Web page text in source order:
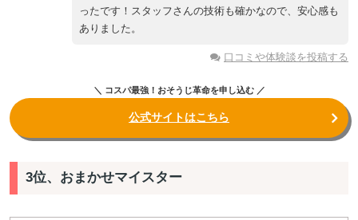
ったです！スタッフさんの技術も確かなので、安心感も
ありました。
口コミや体験談を投稿する
＼ コスパ最強！おそうじ革命を申し込む ／
公式サイトはこちら
3位、おまかせマイスター